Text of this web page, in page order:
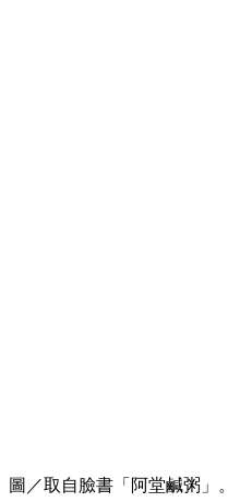
圖／取自臉書「阿堂鹹粥」。